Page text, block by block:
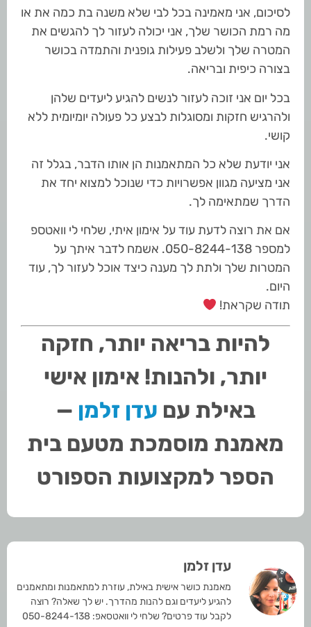
לסיכום, אני מאמינה בכל לבי שלא משנה בת כמה את או
מה רמת הכושר שלך, אני יכולה לעזור לך להגשים את
המטרה שלך ולשלב פעילות גופנית והתמדה בכושר
בצורה כיפית ובריאה.
בכל יום אני זוכה לעזור לנשים להגיע ליעדים שלהן
ולהרגיש חזקות ומסוגלות לבצע כל פעולה יומיומית ללא
קושי.
אני יודעת שלא כל המתאמנות הן אותו הדבר, בגלל זה
אני מציעה מגוון אפשרויות כדי שנוכל למצוא יחד את
הדרך שמתאימה לך.
אם את רוצה לדעת עוד על אימון איתי, שלחי לי וואטספ
למספר 050-8244-138. אשמח לדבר איתך על
המטרות שלך ולתת לך מענה כיצד אוכל לעזור לך, עוד
היום.
תודה שקראת!
להיות בריאה יותר, חזקה
יותר, ולהנות! אימון אישי
באילת עם עדן זלמן —
מאמנת מוסמכת מטעם בית
הספר למקצועות הספורט
עדן זלמן
מאמנת כושר אישית באילת, עוזרת למתאמנות ומתאמנים
להגיע ליעדים וגם להנות מהדרך. יש לך שאלה? רוצה
לקבל עוד פרטים? שלחי לי וואטסאפ: 050-8244-138